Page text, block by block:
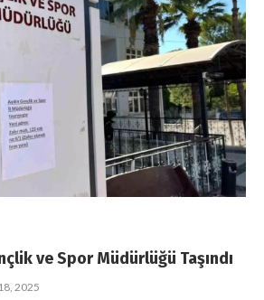
ve Spor Müdürlüğü Taşındı
2025